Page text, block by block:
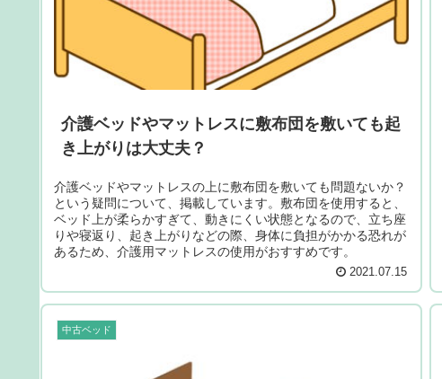
介護ベッドやマットレスに敷布団を敷いても起
き上がりは大丈夫？
介護ベッドやマットレスの上に敷布団を敷いても問題ないか？
という疑問について、掲載しています。敷布団を使用すると、
ベッド上が柔らかすぎて、動きにくい状態となるので、立ち座
りや寝返り、起き上がりなどの際、身体に負担がかかる恐れが
あるため、介護用マットレスの使用がおすすめです。
2021.07.15
中古ベッド